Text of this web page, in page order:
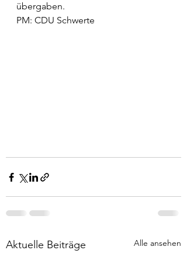
übergaben.
PM: CDU Schwerte
Aktuelle Beiträge Alle ansehen